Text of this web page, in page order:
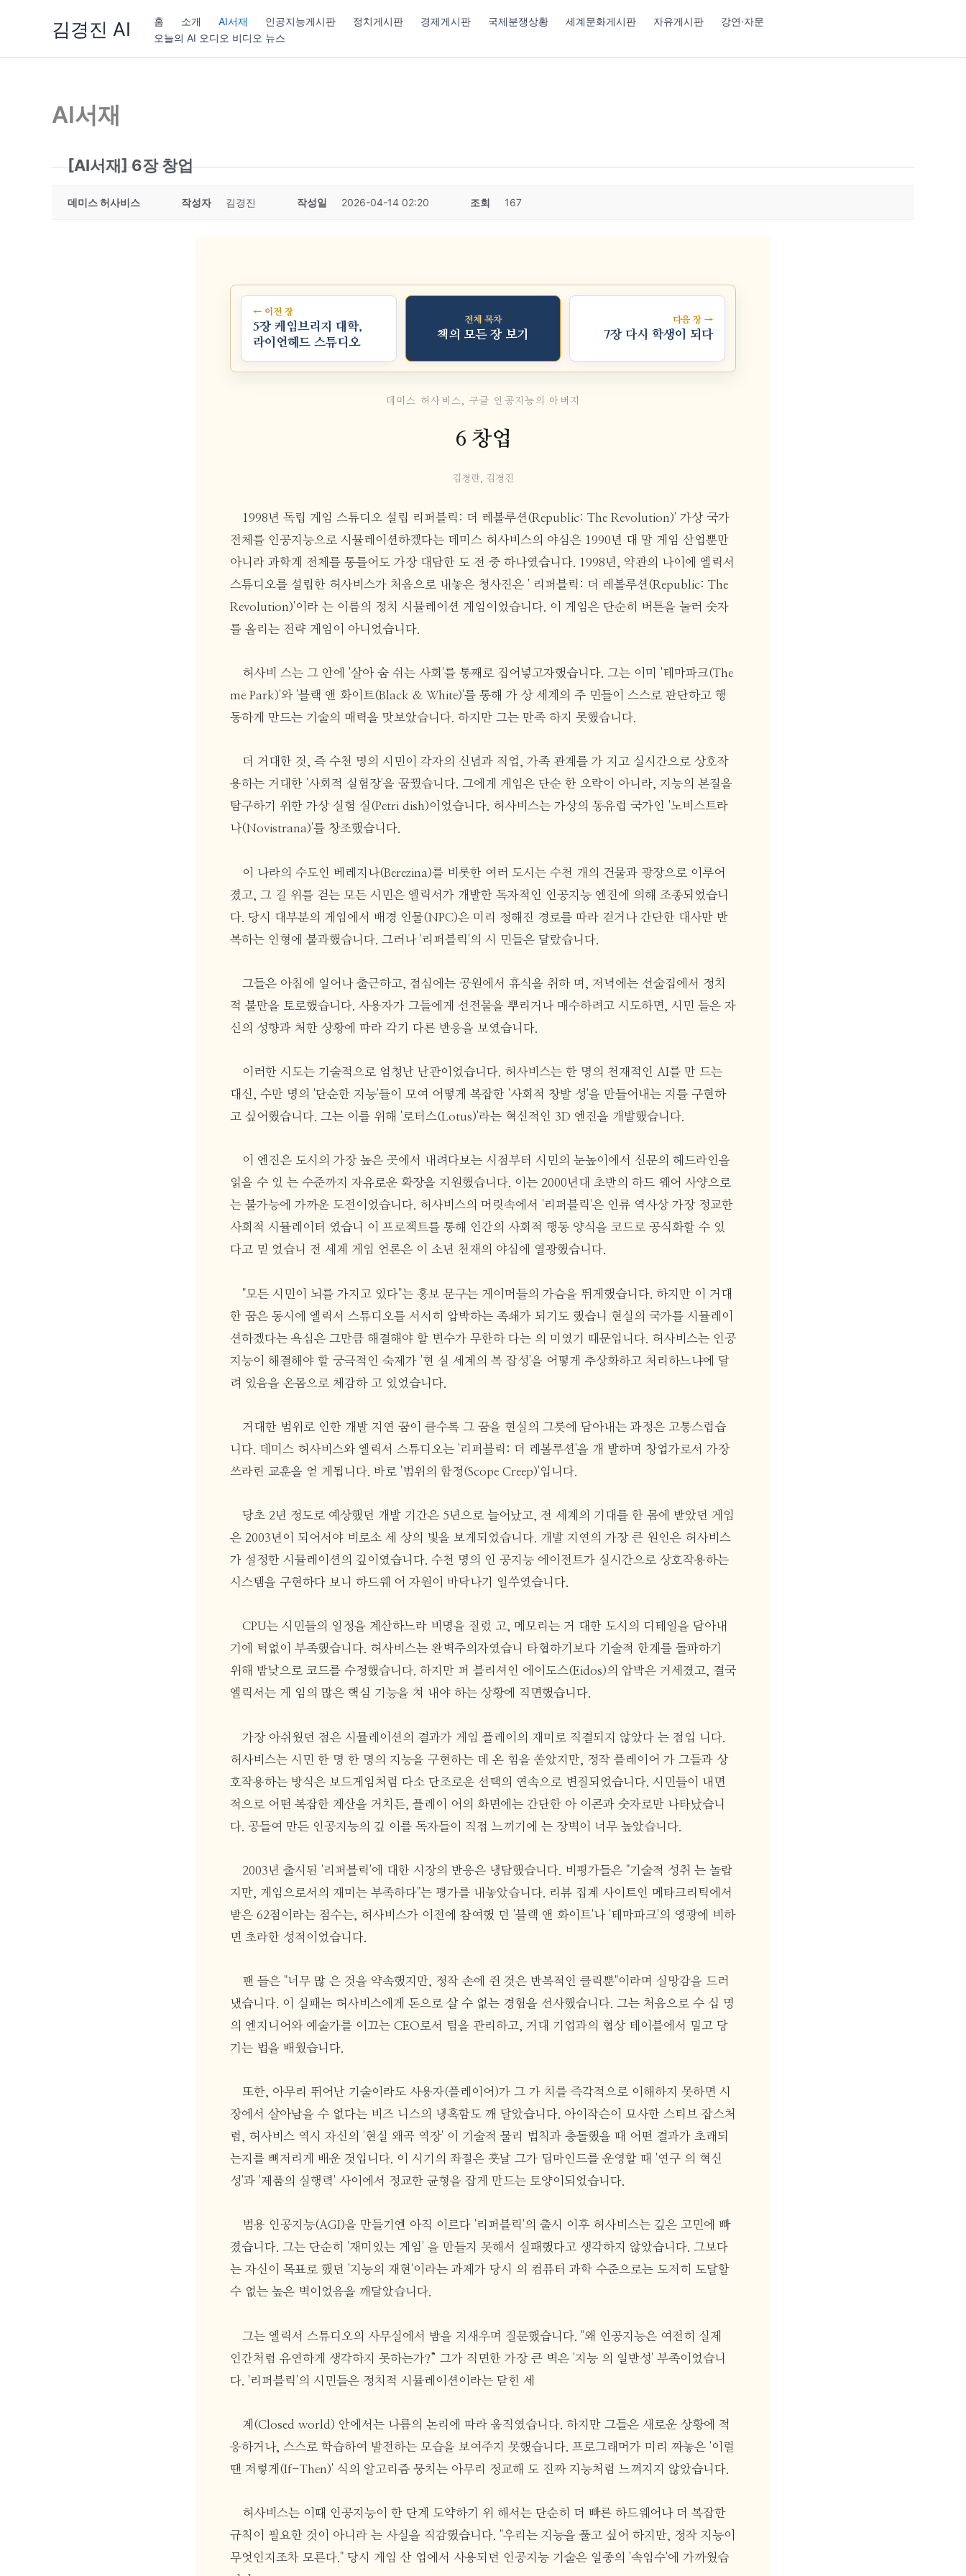
김경진 AI 홈 소개 AI서재 인공지능게시판 정치게시판 경제게시판 국제분쟁상황 세계문화게시판 자유게시판
강연·자문
오늘의 AI 오디오 비디오 뉴스
AI서재
[AI서재] 6장 창업
데미스 허사비스 작성자 김경진 작성일 2026-04-14 02:20 조회 167
← 이전 장
5장 케임브리지 대학,
라이언헤드 스튜디오
전체 목차
책의 모든 장 보기
다음 장 →
7장 다시 학생이 되다
데미스 허사비스, 구글 인공지능의 아버지
6 창업
김경란, 김경진
1998년 독립 게임 스튜디오 설립 리퍼블릭: 더 레볼루션(Republic: The Revolution)' 가상 국가
전체를 인공지능으로 시뮬레이션하겠다는 데미스 허사비스의 야심은 1990년 대 말 게임 산업뿐만
아니라 과학계 전체를 통틀어도 가장 대담한 도 전 중 하나였습니다. 1998년, 약관의 나이에 엘릭서
스튜디오를 설립한 허사비스가 처음으로 내놓은 청사진은 ' 리퍼블릭: 더 레볼루션(Republic: The
Revolution)'이라 는 이름의 정치 시뮬레이션 게임이었습니다. 이 게임은 단순히 버튼을 눌러 숫자
를 올리는 전략 게임이 아니었습니다.
허사비 스는 그 안에 '살아 숨 쉬는 사회'를 통째로 집어넣고자했습니다. 그는 이미 '테마파크(The
me Park)'와 '블랙 앤 화이트(Black & White)'를 통해 가 상 세계의 주 민들이 스스로 판단하고 행
동하게 만드는 기술의 매력을 맛보았습니다. 하지만 그는 만족 하지 못했습니다.
더 거대한 것, 즉 수천 명의 시민이 각자의 신념과 직업, 가족 관계를 가 지고 실시간으로 상호작
용하는 거대한 '사회적 실험장'을 꿈꿨습니다. 그에게 게임은 단순 한 오락이 아니라, 지능의 본질을
탐구하기 위한 가상 실험 실(Petri dish)이었습니다. 허사비스는 가상의 동유럽 국가인 '노비스트라
나(Novistrana)'를 창조했습니다.
이 나라의 수도인 베레지나(Berezina)를 비롯한 여러 도시는 수천 개의 건물과 광장으로 이루어
졌고, 그 길 위를 걷는 모든 시민은 엘릭서가 개발한 독자적인 인공지능 엔진에 의해 조종되었습니
다. 당시 대부분의 게임에서 배경 인물(NPC)은 미리 정해진 경로를 따라 걷거나 간단한 대사만 반
복하는 인형에 불과했습니다. 그러나 '리퍼블릭'의 시 민들은 달랐습니다.
그들은 아침에 일어나 출근하고, 점심에는 공원에서 휴식을 취하 며, 저녁에는 선술집에서 정치
적 불만을 토로했습니다. 사용자가 그들에게 선전물을 뿌리거나 매수하려고 시도하면, 시민 들은 자
신의 성향과 처한 상황에 따라 각기 다른 반응을 보였습니다.
이러한 시도는 기술적으로 엄청난 난관이었습니다. 허사비스는 한 명의 천재적인 AI를 만 드는
대신, 수만 명의 '단순한 지능'들이 모여 어떻게 복잡한 '사회적 창발 성'을 만들어내는 지를 구현하
고 싶어했습니다. 그는 이를 위해 '로터스(Lotus)'라는 혁신적인 3D 엔진을 개발했습니다.
이 엔진은 도시의 가장 높은 곳에서 내려다보는 시점부터 시민의 눈높이에서 신문의 헤드라인을
읽을 수 있 는 수준까지 자유로운 확장을 지원했습니다. 이는 2000년대 초반의 하드 웨어 사양으로
는 불가능에 가까운 도전이었습니다. 허사비스의 머릿속에서 '리퍼블릭'은 인류 역사상 가장 정교한
사회적 시뮬레이터 였습니 이 프로젝트를 통해 인간의 사회적 행동 양식을 코드로 공식화할 수 있
다고 믿 었습니 전 세계 게임 언론은 이 소년 천재의 야심에 열광했습니다.
"모든 시민이 뇌를 가지고 있다"는 홍보 문구는 게이머들의 가슴을 뛰게했습니다. 하지만 이 거대
한 꿈은 동시에 엘릭서 스튜디오를 서서히 압박하는 족쇄가 되기도 했습니 현실의 국가를 시뮬레이
션하겠다는 욕심은 그만큼 해결해야 할 변수가 무한하 다는 의 미였기 때문입니다. 허사비스는 인공
지능이 해결해야 할 궁극적인 숙제가 '현 실 세계의 복 잡성'을 어떻게 추상화하고 처리하느냐에 달
려 있음을 온몸으로 체감하 고 있었습니다.
거대한 범위로 인한 개발 지연 꿈이 클수록 그 꿈을 현실의 그릇에 담아내는 과정은 고통스럽습
니다. 데미스 허사비스와 엘릭서 스튜디오는 '리퍼블릭: 더 레볼루션'을 개 발하며 창업가로서 가장
쓰라린 교훈을 얻 게됩니다. 바로 '범위의 함정(Scope Creep)'입니다.
당초 2년 정도로 예상했던 개발 기간은 5년으로 늘어났고, 전 세계의 기대를 한 몸에 받았던 게임
은 2003년이 되어서야 비로소 세 상의 빛을 보게되었습니다. 개발 지연의 가장 큰 원인은 허사비스
가 설정한 시뮬레이션의 깊이였습니다. 수천 명의 인 공지능 에이전트가 실시간으로 상호작용하는
시스템을 구현하다 보니 하드웨 어 자원이 바닥나기 일쑤였습니다.
CPU는 시민들의 일정을 계산하느라 비명을 질렀 고, 메모리는 거 대한 도시의 디테일을 담아내
기에 턱없이 부족했습니다. 허사비스는 완벽주의자였습니 타협하기보다 기술적 한계를 돌파하기
위해 밤낮으로 코드를 수정했습니다. 하지만 퍼 블리셔인 에이도스(Eidos)의 압박은 거세졌고, 결국
엘릭서는 게 임의 많은 핵심 기능을 쳐 내야 하는 상황에 직면했습니다.
가장 아쉬웠던 점은 시뮬레이션의 결과가 게임 플레이의 재미로 직결되지 않았다 는 점입 니다.
허사비스는 시민 한 명 한 명의 지능을 구현하는 데 온 힘을 쏟았지만, 정작 플레이어 가 그들과 상
호작용하는 방식은 보드게임처럼 다소 단조로운 선택의 연속으로 변질되었습니다. 시민들이 내면
적으로 어떤 복잡한 계산을 거치든, 플레이 어의 화면에는 간단한 아 이콘과 숫자로만 나타났습니
다. 공들여 만든 인공지능의 깊 이를 독자들이 직접 느끼기에 는 장벽이 너무 높았습니다.
2003년 출시된 '리퍼블릭'에 대한 시장의 반응은 냉담했습니다. 비평가들은 "기술적 성취 는 놀랍
지만, 게임으로서의 재미는 부족하다"는 평가를 내놓았습니다. 리뷰 집계 사이트인 메타크리틱에서
받은 62점이라는 점수는, 허사비스가 이전에 참여했 던 '블랙 앤 화이트'나 '테마파크'의 영광에 비하
면 초라한 성적이었습니다.
팬 들은 "너무 많 은 것을 약속했지만, 정작 손에 쥔 것은 반복적인 클릭뿐"이라며 실망감을 드러
냈습니다. 이 실패는 허사비스에게 돈으로 살 수 없는 경험을 선사했습니다. 그는 처음으로 수 십 명
의 엔지니어와 예술가를 이끄는 CEO로서 팀을 관리하고, 거대 기업과의 협상 테이블에서 밀고 당
기는 법을 배웠습니다.
또한, 아무리 뛰어난 기술이라도 사용자(플레이어)가 그 가 치를 즉각적으로 이해하지 못하면 시
장에서 살아남을 수 없다는 비즈 니스의 냉혹함도 깨 달았습니다. 아이작슨이 묘사한 스티브 잡스처
럼, 허사비스 역시 자신의 '현실 왜곡 역장' 이 기술적 물리 법칙과 충돌했을 때 어떤 결과가 초래되
는지를 뼈저리게 배운 것입니다. 이 시기의 좌절은 훗날 그가 딥마인드를 운영할 때 '연구 의 혁신
성'과 '제품의 실행력' 사이에서 정교한 균형을 잡게 만드는 토양이되었습니다.
범용 인공지능(AGI)을 만들기엔 아직 이르다 '리퍼블릭'의 출시 이후 허사비스는 깊은 고민에 빠
졌습니다. 그는 단순히 '재미있는 게임' 을 만들지 못해서 실패했다고 생각하지 않았습니다. 그보다
는 자신이 목표로 했던 '지능의 재현'이라는 과제가 당시 의 컴퓨터 과학 수준으로는 도저히 도달할
수 없는 높은 벽이었음을 깨달았습니다.
그는 엘릭서 스튜디오의 사무실에서 밤을 지새우며 질문했습니다. "왜 인공지능은 여전히 실제
인간처럼 유연하게 생각하지 못하는가?” 그가 직면한 가장 큰 벽은 '지능 의 일반성' 부족이었습니
다. '리퍼블릭'의 시민들은 정치적 시뮬레이션이라는 닫힌 세
계(Closed world) 안에서는 나름의 논리에 따라 움직였습니다. 하지만 그들은 새로운 상황에 적
응하거나, 스스로 학습하여 발전하는 모습을 보여주지 못했습니다. 프로그래머가 미리 짜놓은 '이럴
땐 저렇게(If-Then)' 식의 알고리즘 뭉치는 아무리 정교해 도 진짜 지능처럼 느껴지지 않았습니다.
허사비스는 이때 인공지능이 한 단계 도약하기 위 해서는 단순히 더 빠른 하드웨어나 더 복잡한
규칙이 필요한 것이 아니라 는 사실을 직감했습니다. "우리는 지능을 풀고 싶어 하지만, 정작 지능이
무엇인지조차 모른다." 당시 게임 산 업에서 사용되던 인공지능 기술은 일종의 '속임수'에 가까웠습